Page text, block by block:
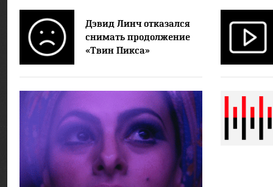
Дэвид Линч отказался
снимать продолжение
«Твин Пикса»